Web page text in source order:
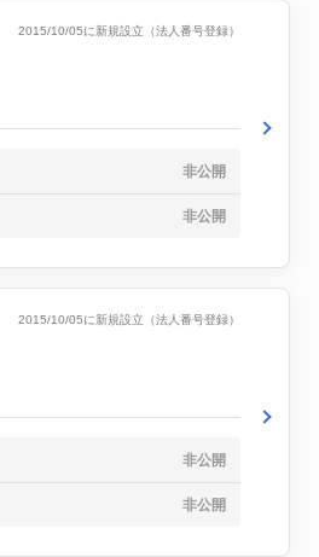
2015/10/05に新規設立（法人番号登録）
非公開
非公開
2015/10/05に新規設立（法人番号登録）
非公開
非公開